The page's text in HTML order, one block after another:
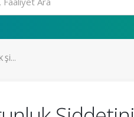
ŞI...